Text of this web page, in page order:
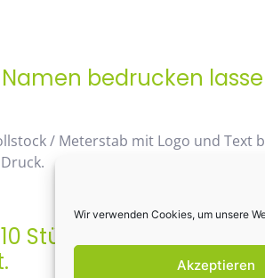
Wir verwenden Cookies, um unsere
Akzeptieren
bedrucken
/ Meterstab mit Logo und Text
Stück fast 48% mit